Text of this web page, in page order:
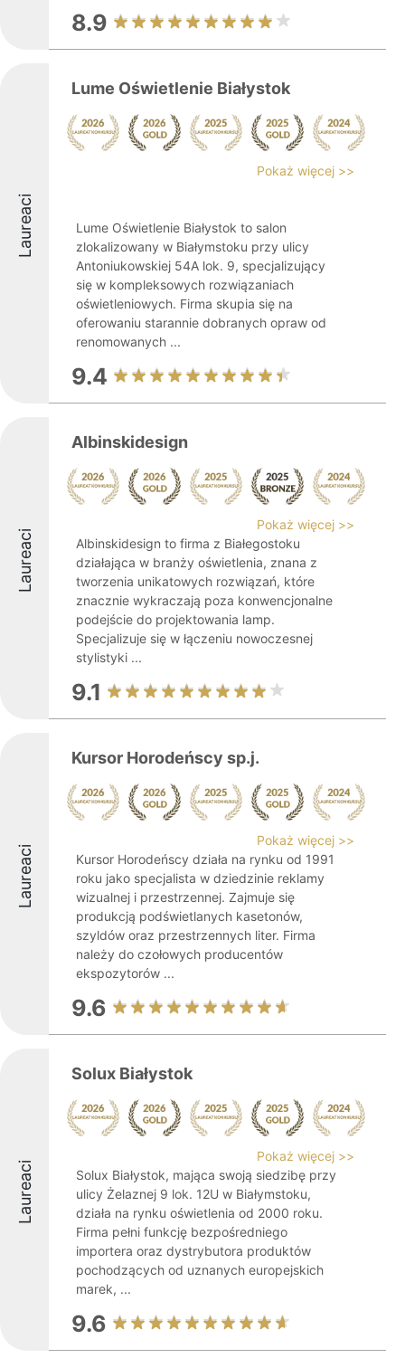
8.9
Laureaci
Lume Oświetlenie Białystok
Pokaż więcej >>
Lume Oświetlenie Białystok to salon
zlokalizowany w Białymstoku przy ulicy
Antoniukowskiej 54A lok. 9, specjalizujący
się w kompleksowych rozwiązaniach
oświetleniowych. Firma skupia się na
oferowaniu starannie dobranych opraw od
renomowanych ...
9.4
Laureaci
Albinskidesign
Pokaż więcej >>
Albinskidesign to firma z Białegostoku
działająca w branży oświetlenia, znana z
tworzenia unikatowych rozwiązań, które
znacznie wykraczają poza konwencjonalne
podejście do projektowania lamp.
Specjalizuje się w łączeniu nowoczesnej
stylistyki ...
9.1
Laureaci
Kursor Horodeńscy sp.j.
Pokaż więcej >>
Kursor Horodeńscy działa na rynku od 1991
roku jako specjalista w dziedzinie reklamy
wizualnej i przestrzennej. Zajmuje się
produkcją podświetlanych kasetonów,
szyldów oraz przestrzennych liter. Firma
należy do czołowych producentów
ekspozytorów ...
9.6
Laureaci
Solux Białystok
Pokaż więcej >>
Solux Białystok, mająca swoją siedzibę przy
ulicy Żelaznej 9 lok. 12U w Białymstoku,
działa na rynku oświetlenia od 2000 roku.
Firma pełni funkcję bezpośredniego
importera oraz dystrybutora produktów
pochodzących od uznanych europejskich
marek, ...
9.6